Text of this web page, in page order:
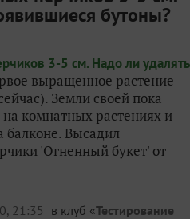
бутоны?
выращенное растение
Земли своей пока
комнатных растениях и
балконе. Высадил
'Огненный букет' от
21:35 в клуб «Тестирование